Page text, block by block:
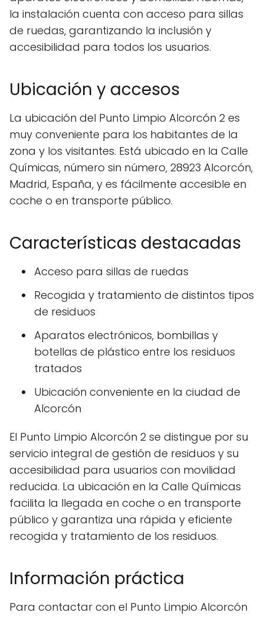
la instalación cuenta con acceso para sillas
de ruedas, garantizando la inclusión y
accesibilidad para todos los usuarios.
Ubicación y accesos
La ubicación del Punto Limpio Alcorcón 2 es
muy conveniente para los habitantes de la
zona y los visitantes. Está ubicado en la Calle
Químicas, número sin número, 28923 Alcorcón,
Madrid, España, y es fácilmente accesible en
coche o en transporte público.
Características destacadas
Acceso para sillas de ruedas
Recogida y tratamiento de distintos tipos
de residuos
Aparatos electrónicos, bombillas y
botellas de plástico entre los residuos
tratados
Ubicación conveniente en la ciudad de
Alcorcón
El Punto Limpio Alcorcón 2 se distingue por su
servicio integral de gestión de residuos y su
accesibilidad para usuarios con movilidad
reducida. La ubicación en la Calle Químicas
facilita la llegada en coche o en transporte
público y garantiza una rápida y eficiente
recogida y tratamiento de los residuos.
Información práctica
Para contactar con el Punto Limpio Alcorcón